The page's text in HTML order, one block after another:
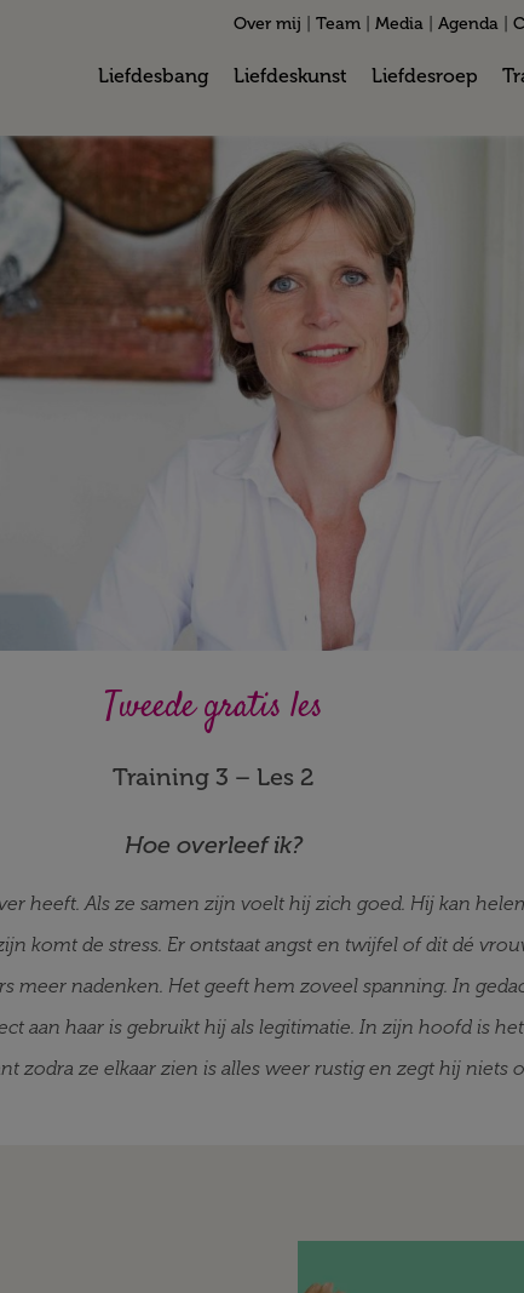
Over mij Team Media Agenda
Liefdesbang Liefdeskunst Liefdesroep
Tweede gratis les
Training 3 – Les 2
Hoe overleef ik?
heeft. Als ze samen zijn voelt hij zich goed. Hij kan
komt de stress. Er ontstaat angst en twijfel of dit dé
meer nadenken. Het geeft hem zoveel spanning. In
aan haar is gebruikt hij als legitimatie. In zijn hoofd is
zodra ze elkaar zien is alles weer rustig en zegt hij niets